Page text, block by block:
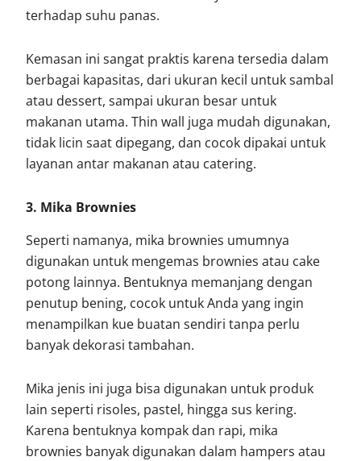
terhadap suhu panas.
Kemasan ini sangat praktis karena tersedia dalam
berbagai kapasitas, dari ukuran kecil untuk sambal
atau dessert, sampai ukuran besar untuk
makanan utama. Thin wall juga mudah digunakan,
tidak licin saat dipegang, dan cocok dipakai untuk
layanan antar makanan atau catering.
3. Mika Brownies
Seperti namanya, mika brownies umumnya
digunakan untuk mengemas brownies atau cake
potong lainnya. Bentuknya memanjang dengan
penutup bening, cocok untuk Anda yang ingin
menampilkan kue buatan sendiri tanpa perlu
banyak dekorasi tambahan.
Mika jenis ini juga bisa digunakan untuk produk
lain seperti risoles, pastel, hingga sus kering.
Karena bentuknya kompak dan rapi, mika
brownies banyak digunakan dalam hampers atau